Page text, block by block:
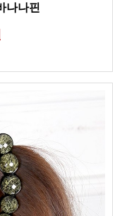
나나핀